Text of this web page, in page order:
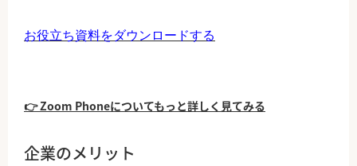
お役立ち資料をダウンロードする
👉 Zoom Phoneについてもっと詳しく見てみる
企業のメリット